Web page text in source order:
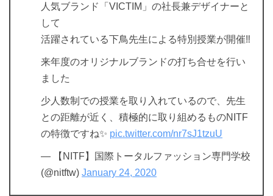
人気ブランド「VICTIM」の社長兼デザイナーと
して
活躍されている下鳥先生による特別授業が開催‼️
来年度のオリジナルブランドの打ち合せを行い
ました
少人数制での授業を取り入れているので、先生
との距離が近く、積極的に取り組めるものNITF
の特徴ですね✨ pic.twitter.com/nr7sJ1tzuU
— 【NITF】国際トータルファッション専門学校
(@nitftw) January 24, 2020